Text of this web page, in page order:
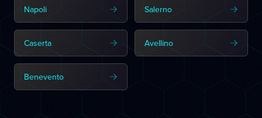
Napoli Salerno
Caserta Avellino
Benevento